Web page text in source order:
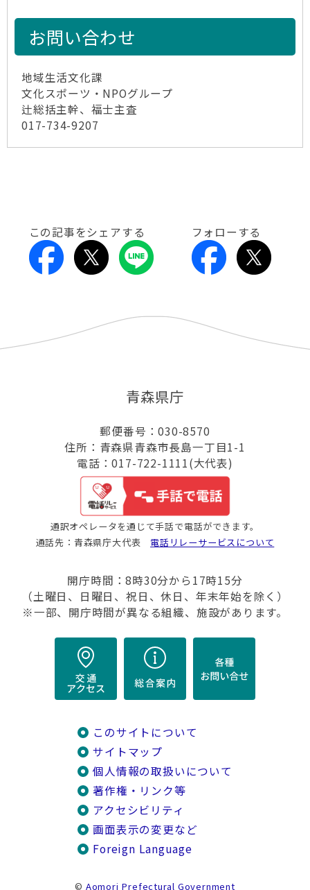
お問い合わせ
地域生活文化課
文化スポーツ・NPOグループ
辻総括主幹、福士主査
017-734-9207
この記事をシェアする フォローする
青森県庁
郵便番号：030-8570
住所：青森県青森市長島一丁目1-1
電話：017-722-1111(大代表)
通訳オペレータを通じて手話で電話ができます。
通話先：青森県庁大代表 電話リレーサービスについて
開庁時間：8時30分から17時15分
（土曜日、日曜日、祝日、休日、年末年始を除く）
※一部、開庁時間が異なる組織、施設があります。
このサイトについて
サイトマップ
個人情報の取扱いについて
著作権・リンク等
アクセシビリティ
画面表示の変更など
Foreign Language
© Aomori Prefectural Government